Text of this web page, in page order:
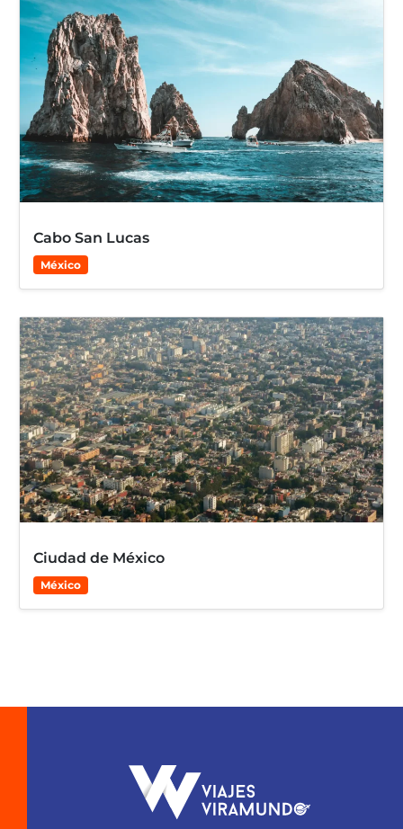
Cabo San Lucas
México
Ciudad de México
México